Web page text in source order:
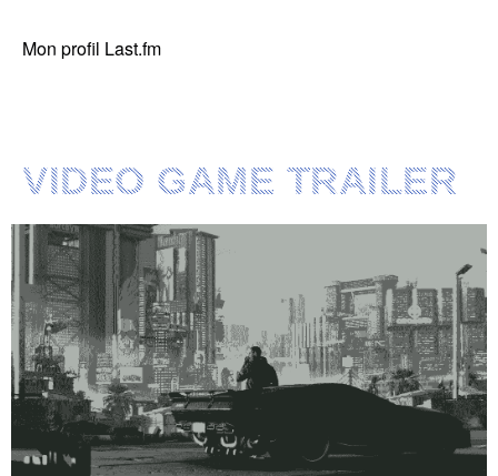
Mon profil Last.fm
VIDEO GAME TRAILER